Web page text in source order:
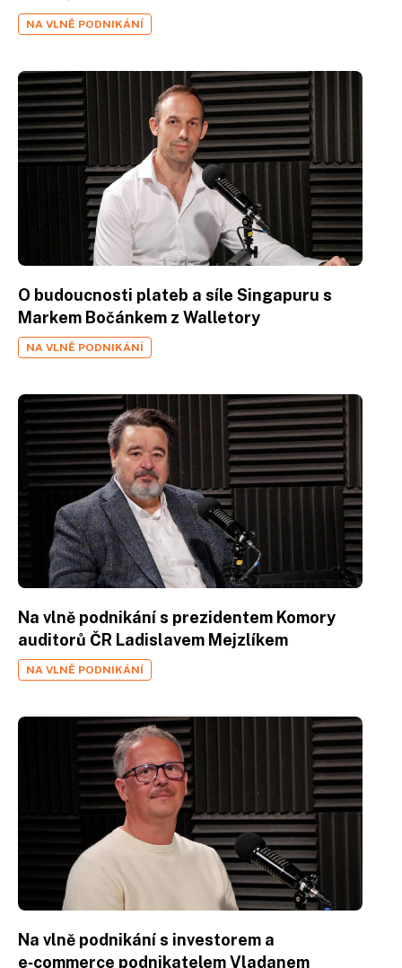
NA VLNĚ PODNIKÁNÍ
O budoucnosti plateb a síle Singapuru s
Markem Bočánkem z Walletory
NA VLNĚ PODNIKÁNÍ
Na vlně podnikání s prezidentem Komory
auditorů ČR Ladislavem Mejzlíkem
NA VLNĚ PODNIKÁNÍ
Na vlně podnikání s investorem a
e‑commerce podnikatelem Vladanem